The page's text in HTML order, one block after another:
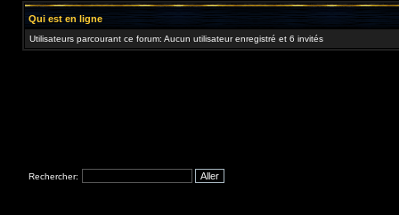
Qui est en ligne
Utilisateurs parcourant ce forum: Aucun utilisateur enregistré et 6 invités
Rechercher: